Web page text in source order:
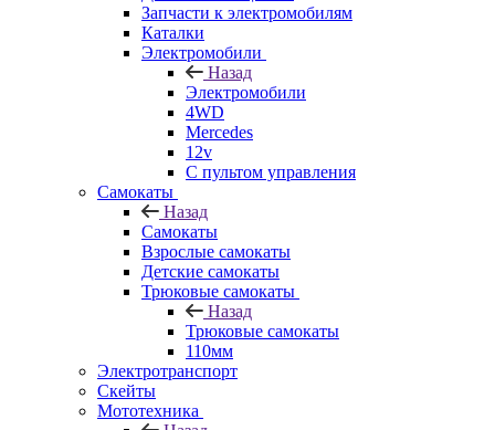
Запчасти к электромобилям
Каталки
Электромобили
Назад
Электромобили
4WD
Mercedes
12v
С пультом управления
Самокаты
Назад
Самокаты
Взрослые самокаты
Детские самокаты
Трюковые самокаты
Назад
Трюковые самокаты
110мм
Электротранспорт
Скейты
Мототехника